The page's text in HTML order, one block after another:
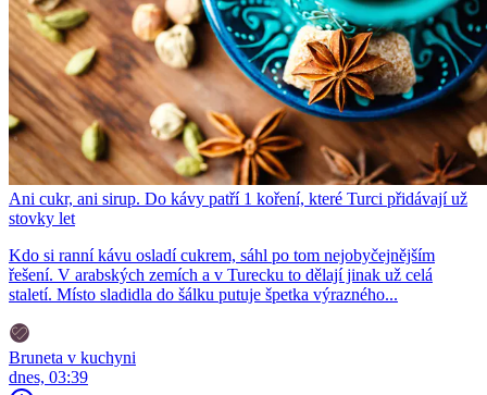
Ani cukr, ani sirup. Do kávy patří 1 koření, které Turci přidávají už
stovky let
Kdo si ranní kávu osladí cukrem, sáhl po tom nejobyčejnějším
řešení. V arabských zemích a v Turecku to dělají jinak už celá
staletí. Místo sladidla do šálku putuje špetka výrazného...
Bruneta v kuchyni
dnes, 03:39